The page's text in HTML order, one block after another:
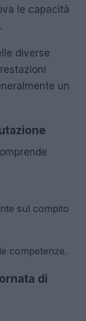
le capacità
diverse
un
sul compito
competenze.
di